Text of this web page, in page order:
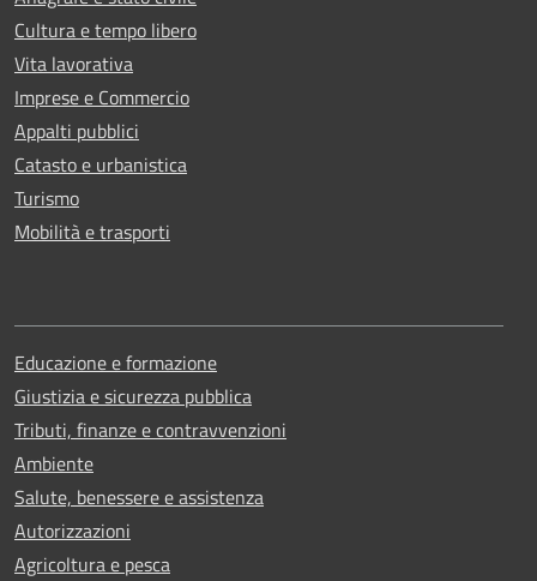
Cultura e tempo libero
Vita lavorativa
Imprese e Commercio
Appalti pubblici
Catasto e urbanistica
Turismo
Mobilità e trasporti
Educazione e formazione
Giustizia e sicurezza pubblica
Tributi, finanze e contravvenzioni
Ambiente
Salute, benessere e assistenza
Autorizzazioni
Agricoltura e pesca